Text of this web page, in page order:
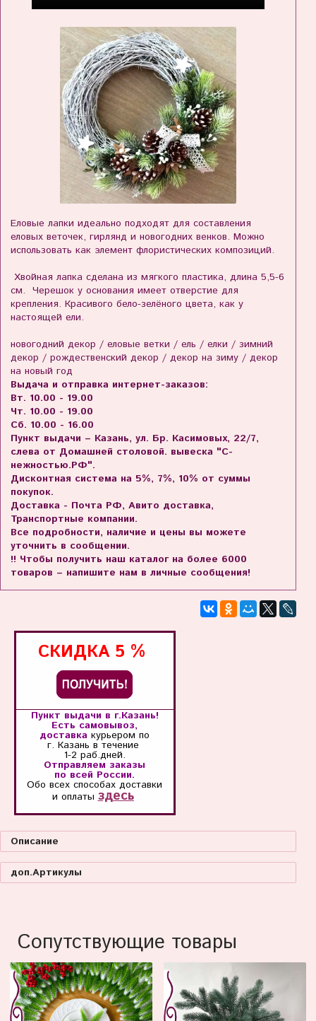
Еловые лапки идеально подходят для составления
еловых веточек, гирлянд и новогодних венков. Можно
использовать как элемент флористических композиций.
Хвойная лапка сделана из мягкого пластика, длина 5,5-6
см. Черешок у основания имеет отверстие для
крепления. Красивого бело-зелёного цвета, как у
настоящей ели.
новогодний декор / еловые ветки / ель / елки / зимний
декор / рождественский декор / декор на зиму / декор
на новый год
Выдача и отправка интернет-заказов:
Вт. 10.00 - 19.00
Чт. 10.00 - 19.00
Сб. 10.00 - 16.00
Пункт выдачи – Казань, ул. Бр. Касимовых, 22/7,
слева от Домашней столовой. вывеска "С-
нежностью.РФ".
Дисконтная система на 5%, 7%, 10% от суммы
покупок.
Доставка - Почта РФ, Авито доставка,
Транспортные компании.
Все подробности, наличие и цены вы можете
уточнить в сообщении.
!! Чтобы получить наш каталог на более 6000
товаров – напишите нам в личные сообщения!
СКИДКА 5 %
Пункт выдачи в г.Казань!
Есть самовывоз,
доставка курьером по
г. Казань в течение
1-2 раб.дней.
Отправляем заказы
по всей России.
Обо всех способахдоставки
и оплаты здесь
Описание
доп.Артикулы
Сопутствующие товары